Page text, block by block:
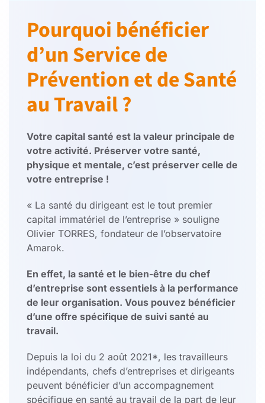
Pourquoi bénéficier
d’un Service de
Prévention et de Santé
au Travail ?
Votre capital santé est la valeur principale de
votre activité. Préserver votre santé,
physique et mentale, c’est préserver celle de
votre entreprise !
« La santé du dirigeant est le tout premier
capital immatériel de l’entreprise » souligne
Olivier TORRES, fondateur de l’observatoire
Amarok.
En effet, la santé et le bien-être du chef
d’entreprise sont essentiels à la performance
de leur organisation. Vous pouvez bénéficier
d’une offre spécifique de suivi santé au
travail.
Depuis la loi du 2 août 2021*, les travailleurs
indépendants, chefs d’entreprises et dirigeants
peuvent bénéficier d’un accompagnement
spécifique en santé au travail de la part de leur